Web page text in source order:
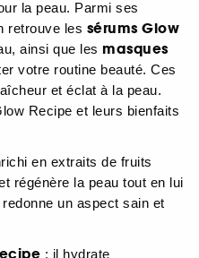
la peau. Parmi ses
retrouve les sérums Glow
ainsi que les masques
votre routine beauté. Ces
et éclat à la peau.
Recipe et leurs bienfaits
en extraits de fruits
régénère la peau tout en lui
un aspect sain et
: il hydrate